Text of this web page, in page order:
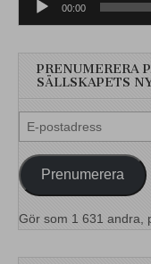
00:00
PRENUMERERA
SÄLLSKAPETS
E-
postadress
Prenumerera
Gör som 1 631 andra,